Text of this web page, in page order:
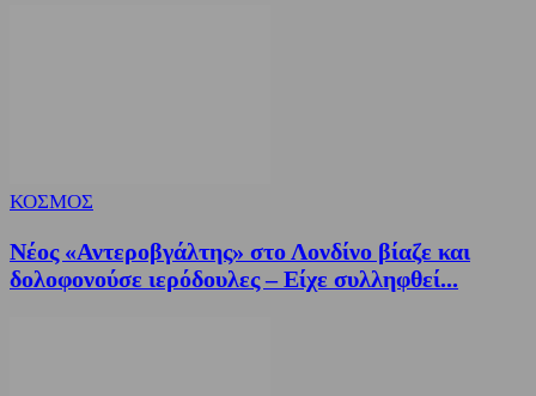
ΚΟΣΜΟΣ
Νέος «Αντεροβγάλτης» στο Λονδίνο βίαζε και
δολοφονούσε ιερόδουλες – Είχε συλληφθεί...